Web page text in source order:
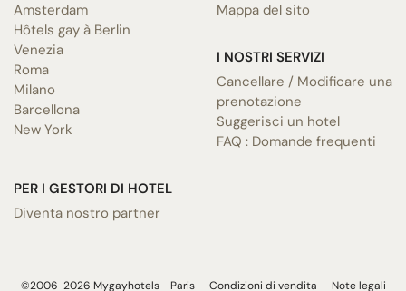
Amsterdam
Hôtels gay à Berlin
Venezia
Roma
Milano
Barcellona
New York
Mappa del sito
I NOSTRI SERVIZI
Cancellare / Modificare una
prenotazione
Suggerisci un hotel
FAQ : Domande frequenti
PER I GESTORI DI HOTEL
Diventa nostro partner
©2006-2026 Mygayhotels - Paris —Condizioni di vendita —Note legali